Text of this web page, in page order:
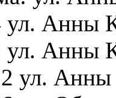
ул. Анны
ул. Анны
ул.